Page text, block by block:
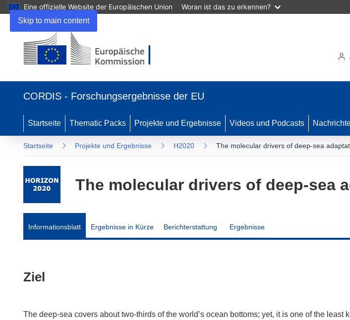
Skip to main content
Eine offizielle Website der Europäischen Union Woran ist das zu erkennen?
CORDIS - Forschungsergebnisse der EU
Startseite Thematic Packs Projekte und Ergebnisse Videos und Podcasts
Startseite Projekte und Ergebnisse H2020 The molecular drivers of deep-sea
The molecular drivers of deep-sea
Informationsblatt Ergebnisse in Kürze Berichterstattung Ergebnisse
Ziel
The deep-sea covers about two-thirds of the world’s ocean bottoms; yet, it is one of the least